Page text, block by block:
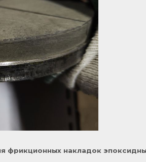
фрикционных накладок